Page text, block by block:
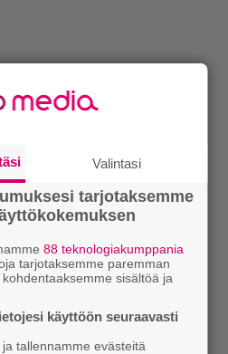
Nappaa raskaan
suoraan
Valintasi
tarjotaksemme
88 teknologiakumppania
tarjotaksemme paremman
sisältöä ja
käyttöön seuraavasti
tallennamme evästeitä